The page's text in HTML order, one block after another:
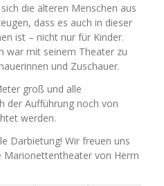
die älteren Menschen aus
dass es auch in dieser
ist – nicht nur für Kinder.
war mit seinem Theater zu
und Zuschauer.
groß und alle
der Aufführung noch von
werden.
Darbietung! Wir freuen uns
von Herrn